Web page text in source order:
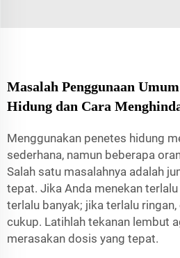
Masalah Penggunaan
Hidung dan Cara
Menggunakan penetes hidung
sederhana, namun beberapa
Salah satu masalahnya adalah
tepat. Jika Anda menekan
terlalu banyak; jika terlalu
cukup. Latihlah tekanan lembut
merasakan dosis yang tepat.